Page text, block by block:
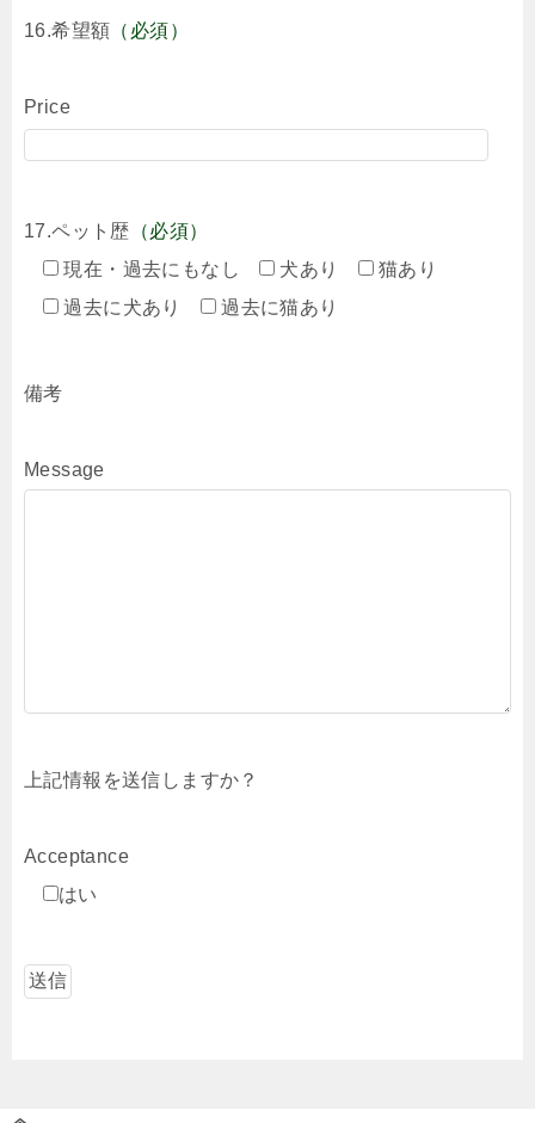
16.希望額 （必須）
Price
17.ペット歴 （必須）
現在・過去にもなし
犬あり
猫あり
過去に犬あり
過去に猫あり
備考
Message
上記情報を送信しますか？
Acceptance
はい